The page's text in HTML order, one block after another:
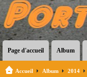
Page d'accueil Album
Accueil Album 2014